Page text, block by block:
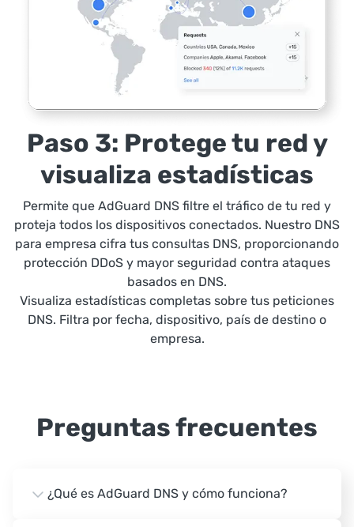
Paso 3: Protege tu red y
visualiza estadísticas
Permite que AdGuard DNS filtre el tráfico de tu red y
proteja todos los dispositivos conectados. Nuestro DNS
para empresa cifra tus consultas DNS, proporcionando
protección DDoS y mayor seguridad contra ataques
basados en DNS.
Visualiza estadísticas completas sobre tus peticiones
DNS. Filtra por fecha, dispositivo, país de destino o
empresa.
Preguntas frecuentes
¿Qué es AdGuard DNS y cómo funciona?